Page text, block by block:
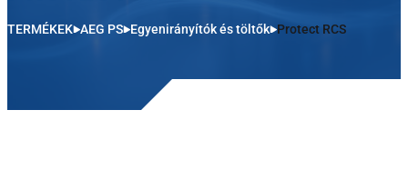
TERMÉKEK AEG PS Egyenirányítók és töltők Protect RCS